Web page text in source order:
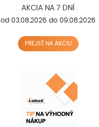
AKCIA NA 7 DNÍ
od 03.08.2026 do 09.08.2026
PREJSŤ NA AKCIU